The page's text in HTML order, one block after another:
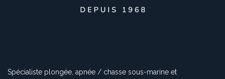
Spécialiste plongée, apnée / chasse sous-marine et